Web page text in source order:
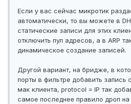
Если у вас сейчас микротик
автоматически, то вы можете в
статические записи для этих
отключить пул адресов, а в ARP
динамическое создание записей.
Другой вариант, на бридже, в
порты в фильтре добавить запись
мак клиента, protocol = IP так
самое последнее правило дроп на